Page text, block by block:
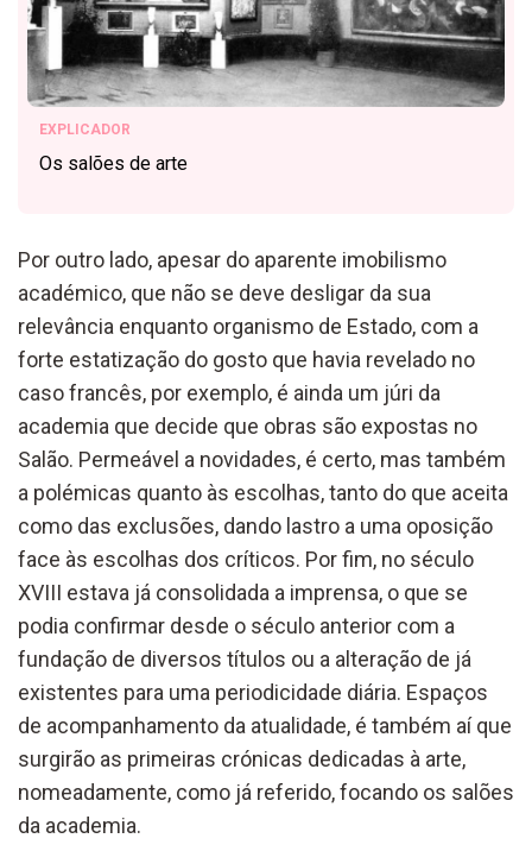
EXPLICADOR
Os salões de arte
Por outro lado, apesar do aparente imobilismo
académico, que não se deve desligar da sua
relevância enquanto organismo de Estado, com a
forte estatização do gosto que havia revelado no
caso francês, por exemplo, é ainda um júri da
academia que decide que obras são expostas no
Salão. Permeável a novidades, é certo, mas também
a polémicas quanto às escolhas, tanto do que aceita
como das exclusões, dando lastro a uma oposição
face às escolhas dos críticos. Por fim, no século
XVIII estava já consolidada a imprensa, o que se
podia confirmar desde o século anterior com a
fundação de diversos títulos ou a alteração de já
existentes para uma periodicidade diária. Espaços
de acompanhamento da atualidade, é também aí que
surgirão as primeiras crónicas dedicadas à arte,
nomeadamente, como já referido, focando os salões
da academia.